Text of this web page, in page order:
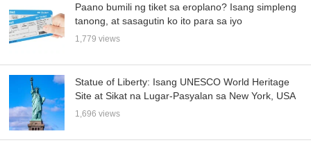
Paano bumili ng tiket sa eroplano? Isang simpleng
tanong, at sasagutin ko ito para sa iyo
1,779 views
Statue of Liberty: Isang UNESCO World Heritage
Site at Sikat na Lugar-Pasyalan sa New York, USA
1,696 views